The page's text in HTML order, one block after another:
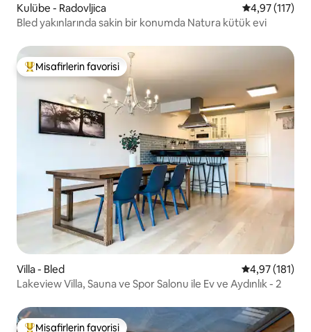
Kulübe - Radovljica 5 üzerinden
4,97 (117)
Bled yakınlarında sakin bir konumda Natura kütük evi
Misafirlerin favorilerinden en beğenilenler arasında
Misafirlerin favorisi
Villa - Bled 5 üzerinden
4,97 (181)
Lakeview Villa, Sauna ve Spor Salonu ile Ev ve Aydınlık - 2
Misafirlerin favorisi